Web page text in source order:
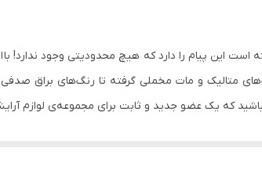
گرفته است این پیام را دارد که هیچ محدودیتی وجود
متالیک و مات مخملی گرفته تا رنگ‌های براق
که یک عضو جدید و ثابت برای مجموعه‌ی لوازم